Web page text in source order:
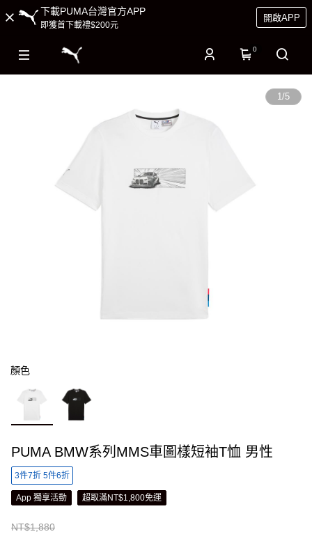
下載PUMA台灣官方APP
即獲首下載禮$200元
開啟APP
0
1/5
顏色
PUMA BMW系列MMS車圖樣短袖T恤 男性
3件7折 5件6折
App 獨享活動 超取滿NT$1,800免運
NT$1,880